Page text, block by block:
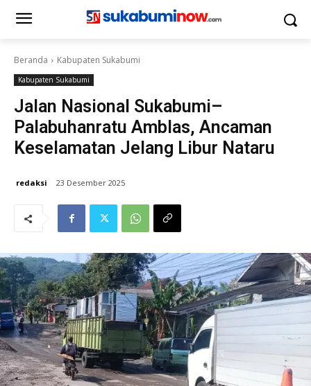
Beranda Kabupaten Sukabumi
Kabupaten Sukabumi
Jalan Nasional Sukabumi–
Palabuhanratu Amblas, Ancaman
Keselamatan Jelang Libur Nataru
redaksi 23 Desember 2025